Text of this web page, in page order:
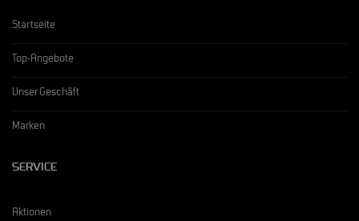
Startseite
Top-Angebote
Unser Geschäft
Marken
SERVICE
Aktionen